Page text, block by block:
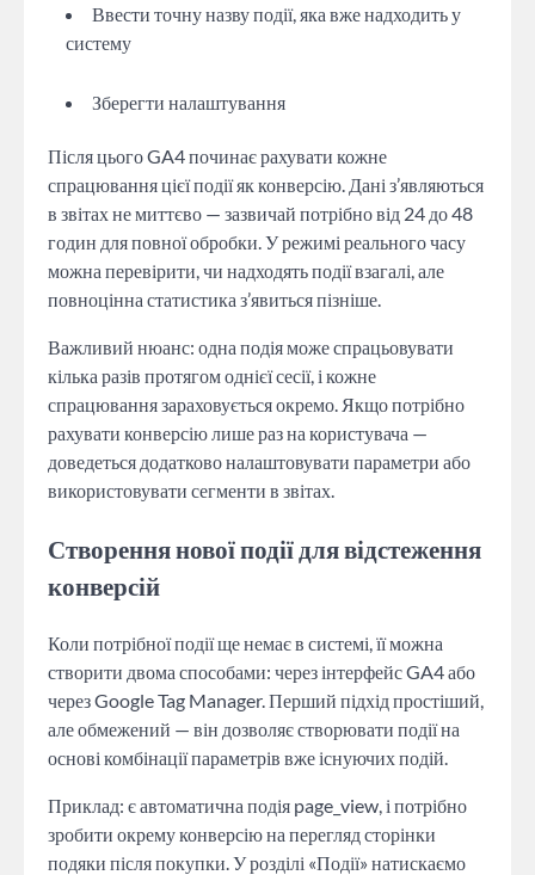
Ввести точну назву події, яка вже надходить у
систему
Зберегти налаштування
Після цього GA4 починає рахувати кожне
спрацювання цієї події як конверсію. Дані з’являються
в звітах не миттєво — зазвичай потрібно від 24 до 48
годин для повної обробки. У режимі реального часу
можна перевірити, чи надходять події взагалі, але
повноцінна статистика з’явиться пізніше.
Важливий нюанс: одна подія може спрацьовувати
кілька разів протягом однієї сесії, і кожне
спрацювання зараховується окремо. Якщо потрібно
рахувати конверсію лише раз на користувача —
доведеться додатково налаштовувати параметри або
використовувати сегменти в звітах.
Створення нової події для відстеження
конверсій
Коли потрібної події ще немає в системі, її можна
створити двома способами: через інтерфейс GA4 або
через Google Tag Manager. Перший підхід простіший,
але обмежений — він дозволяє створювати події на
основі комбінації параметрів вже існуючих подій.
Приклад: є автоматична подія page_view, і потрібно
зробити окрему конверсію на перегляд сторінки
подяки після покупки. У розділі «Події» натискаємо